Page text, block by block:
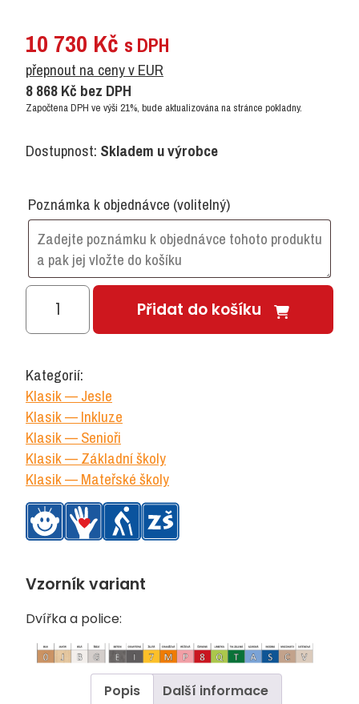
10 730 Kč s DPH
přepnout na ceny v EUR
8 868Kč bez DPH
Započtena DPH ve výši 21%, bude aktualizována na stránce pokladny.
Dostupnost: Skladem u výrobce
Poznámka k objednávce (volitelný)
KLASIK
450-
regál
dvojitý,
se
soklem
množství
Přidat do košíku
Kategorií:
Klasik — Jesle
Klasik — Inkluze
Klasik — Senioři
Klasik — Základní školy
Klasik — Mateřské školy
Vzorník variant
Dvířka a police:
Popis
Další informace